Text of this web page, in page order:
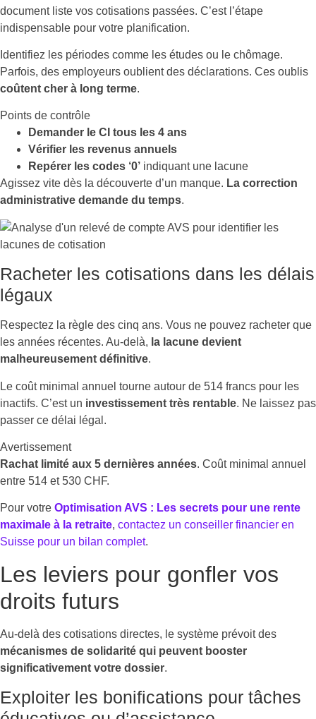
document liste vos cotisations passées. C’est l’étape
indispensable pour votre planification.
Identifiez les périodes comme les études ou le chômage.
Parfois, des employeurs oublient des déclarations. Ces oublis
coûtent cher à long terme.
Points de contrôle
Demander le CI tous les 4 ans
Vérifier les revenus annuels
Repérer les codes ‘0’ indiquant une lacune
Agissez vite dès la découverte d’un manque. La correction
administrative demande du temps.
Racheter les cotisations dans les délais
légaux
Respectez la règle des cinq ans. Vous ne pouvez racheter que
les années récentes. Au-delà, la lacune devient
malheureusement définitive.
Le coût minimal annuel tourne autour de 514 francs pour les
inactifs. C’est un investissement très rentable. Ne laissez pas
passer ce délai légal.
Avertissement
Rachat limité aux 5 dernières années. Coût minimal annuel
entre 514 et 530 CHF.
Pour votre Optimisation AVS : Les secrets pour une rente
maximale à la retraite, contactez un conseiller financier en
Suisse pour un bilan complet.
Les leviers pour gonfler vos
droits futurs
Au-delà des cotisations directes, le système prévoit des
mécanismes de solidarité qui peuvent booster
significativement votre dossier.
Exploiter les bonifications pour tâches